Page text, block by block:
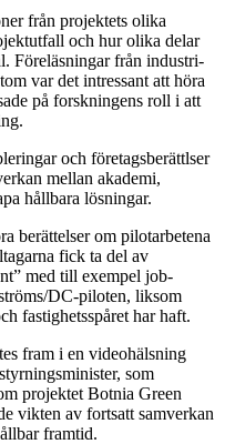
från projektets olika
och hur olika delar
Föreläsningar från industri-
var det intressant att höra
på forskningens roll i att
och företagsberättlser
mellan akademi,
hållbara lösningar.
berättelser om pilotarbetena
fick ta del av
med till exempel job-
DC-piloten, liksom
fastighetsspåret har haft.
fram i en videohälsning
som
projektet Botnia Green
vikten av fortsatt samverkan
framtid.